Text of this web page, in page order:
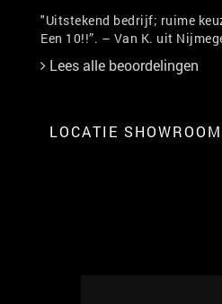
"Uitstekend bedrijf; ruime
Een 10!!”. – Van K. uit
Lees alle beoordelingen
LOCATIE SHOWROOM